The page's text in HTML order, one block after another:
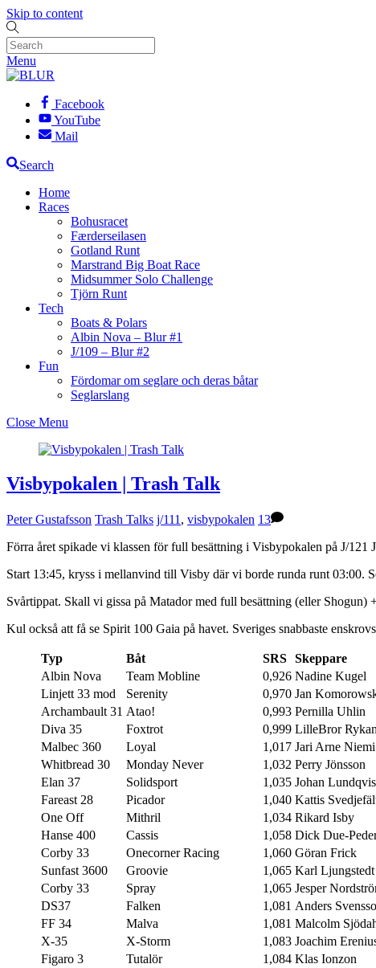
Skip to content
Menu
Facebook
YouTube
Mail
Search
Home
Races
Bohusracet
Færderseilasen
Gotland Runt
Marstrand Big Boat Race
Midsummer Solo Challenge
Tjörn Runt
Tech
Boats & Polars
Albin Nova – Blur #1
J/109 – Blur #2
Fun
Fördomar om seglare och deras båtar
Seglarslang
Close Menu
Visbypokalen | Trash Talk
Peter Gustafsson Trash Talks j/111 , visbypokalen 13
Förra året spikade vi klassen för full besättning i Visbypokalen på J/
Start 13:45, kryss i mellanvind till Visby där vi borde runda runt 03:00.
Svårtippat. Skall vi gissa på Matador med full besättning (eller Shogun)
Kul också att få se Spirit 100 Gaia på havet. Sveriges snabbaste
Typ Båt SRS Skeppare
Albin Nova
Team Mobline 0,926 Nadine Kugel
Linjett 33 mod
Serenity 0,970 Jan
Archambault 31 Atao! 0,993 Pernilla Uhlin
Diva 35
Foxtrot 0,999 LilleBror
Malbec 360
Loyal 1,017 Jari Arne Niemi
Whitbread 30
Monday Never 1,032 Perry Jönsson
Elan 37
Solidsport 1,035 Johan
Fareast 28
Picador 1,040 Kattis
One Off
Mithril 1,034 Rikard Isby
Hanse 400
Cassis 1,058 Dick Due-
Corby 33
Onecorner Racing 1,060 Göran Frick
Sunfast 3600
Groovie 1,065 Karl Ljungstedt
Corby 33
Spray 1,065 Jesper
DS37
Falken 1,081 Anders
FF 34
Malva 1,081 Malcolm
X-35
X-Storm 1,083 Joachim
Figaro 3
Tutalör 1,084 Klas Ionzon